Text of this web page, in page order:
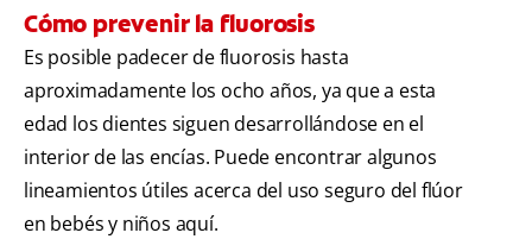
Cómo prevenir la fluorosis
Es posible padecer de fluorosis hasta
aproximadamente los ocho años, ya que a esta
edad los dientes siguen desarrollándose en el
interior de las encías. Puede encontrar algunos
lineamientos útiles acerca del uso seguro del flúor
en bebés y niños aquí.